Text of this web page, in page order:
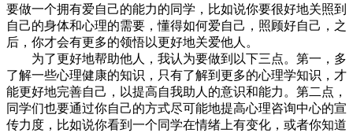
要做一个拥有爱自己的能力的同学，比如说你要很好地关照到
自己的身体和心理的需要，懂得如何爱自己，照顾好自己，之
后，你才会有更多的领悟以更好地关爱他人。
为了更好地帮助他人，我认为要做到以下三点。第一，多
了解一些心理健康的知识，只有了解到更多的心理学知识，才
能更好地完善自己，以提高自我助人的意识和能力。第二点，
同学们也要通过你自己的方式尽可能地提高心理咨询中心的宣
传力度，比如说你看到一个同学在情绪上有变化，或者你知道